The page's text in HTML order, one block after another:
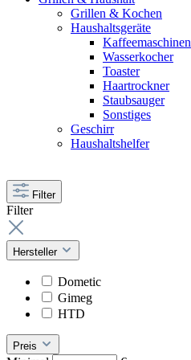
Grillen & Kochen
Haushaltsgeräte
Kaffeemaschinen
Wasserkocher
Toaster
Haartrockner
Staubsauger
Sonstiges
Geschirr
Haushaltshelfer
Filter
Filter
Hersteller
Dometic
Gimeg
HTD
Preis